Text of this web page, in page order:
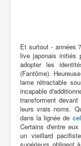
Et surtout - années
live japonais initiés
adopter les
(Fantôme).
lame rétractable
incapable
transforment
leurs vrais noms.
dans la lignée de
Certains d'entre
un vieillard